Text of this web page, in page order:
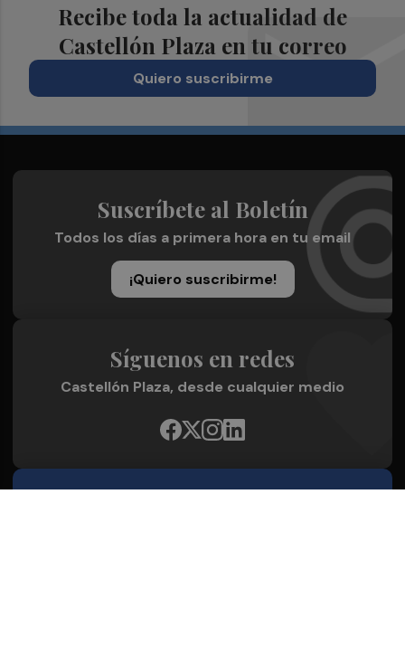
Recibe toda la actualidad de
Castellón Plaza en tu correo
Quiero suscribirme
Suscríbete al Boletín
Todos los días a primera hora en tu email
¡Quiero suscribirme!
Síguenos en redes
Castellón Plaza, desde cualquier medio